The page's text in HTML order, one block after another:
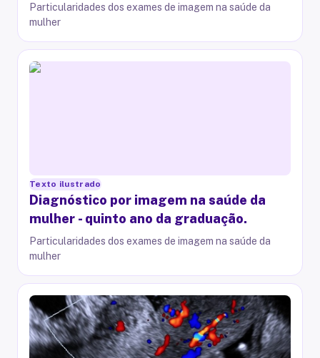
Particularidades dos exames de imagem na saúde da
mulher
Texto ilustrado
Diagnóstico por imagem na saúde da
mulher - quinto ano da graduação.
Particularidades dos exames de imagem na saúde da
mulher